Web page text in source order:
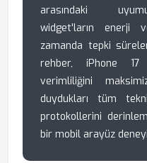
arasındaki
widget'ların enerji
zamanda tepki
rehber, iPhone
verimliliğini
duydukları tüm
protokollerini
bir mobil arayüz